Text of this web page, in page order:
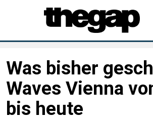
Was bisher
Waves Vienna
bis heute